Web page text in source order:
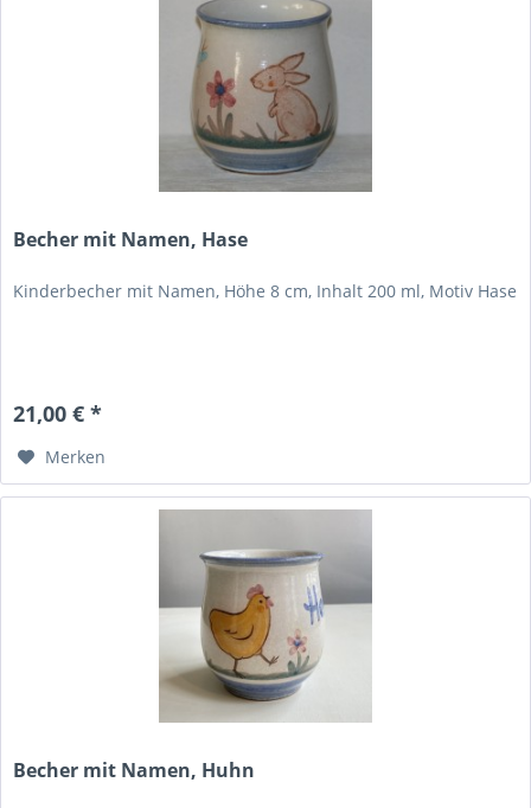
Becher mit Namen, Hase
Kinderbecher mit Namen, Höhe 8 cm, Inhalt 200 ml, Motiv Hase
21,00 € *
Merken
Becher mit Namen, Huhn